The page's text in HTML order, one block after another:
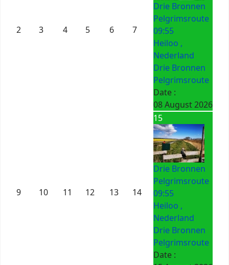
2 3 4 5 6 7
Drie Bronnen
Pelgrimsroute
09:55
Heiloo ,
Nederland
Drie Bronnen
Pelgrimsroute
Date :
08 August 2026
9 10 11 12 13 14
15
Drie Bronnen
Pelgrimsroute
09:55
Heiloo ,
Nederland
Drie Bronnen
Pelgrimsroute
Date :